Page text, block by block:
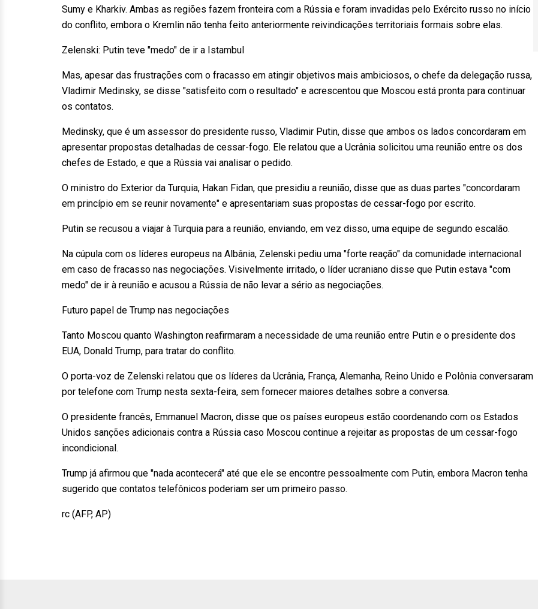
Sumy e Kharkiv. Ambas as regiões fazem fronteira com a Rússia e foram invadidas pelo Exército russo no início
do conflito, embora o Kremlin não tenha feito anteriormente reivindicações territoriais formais sobre elas.
Zelenski: Putin teve "medo" de ir a Istambul
Mas, apesar das frustrações com o fracasso em atingir objetivos mais ambiciosos, o chefe da delegação russa,
Vladimir Medinsky, se disse "satisfeito com o resultado" e acrescentou que Moscou está pronta para continuar
os contatos.
Medinsky, que é um assessor do presidente russo, Vladimir Putin, disse que ambos os lados concordaram em
apresentar propostas detalhadas de cessar-fogo. Ele relatou que a Ucrânia solicitou uma reunião entre os dos
chefes de Estado, e que a Rússia vai analisar o pedido.
O ministro do Exterior da Turquia, Hakan Fidan, que presidiu a reunião, disse que as duas partes "concordaram
em princípio em se reunir novamente" e apresentariam suas propostas de cessar-fogo por escrito.
Putin se recusou a viajar à Turquia para a reunião, enviando, em vez disso, uma equipe de segundo escalão.
Na cúpula com os líderes europeus na Albânia, Zelenski pediu uma "forte reação" da comunidade internacional
em caso de fracasso nas negociações. Visivelmente irritado, o líder ucraniano disse que Putin estava "com
medo" de ir à reunião e acusou a Rússia de não levar a sério as negociações.
Futuro papel de Trump nas negociações
Tanto Moscou quanto Washington reafirmaram a necessidade de uma reunião entre Putin e o presidente dos
EUA, Donald Trump, para tratar do conflito.
O porta-voz de Zelenski relatou que os líderes da Ucrânia, França, Alemanha, Reino Unido e Polônia conversaram
por telefone com Trump nesta sexta-feira, sem fornecer maiores detalhes sobre a conversa.
O presidente francês, Emmanuel Macron, disse que os países europeus estão coordenando com os Estados
Unidos sanções adicionais contra a Rússia caso Moscou continue a rejeitar as propostas de um cessar-fogo
incondicional.
Trump já afirmou que "nada acontecerá" até que ele se encontre pessoalmente com Putin, embora Macron tenha
sugerido que contatos telefônicos poderiam ser um primeiro passo.
rc (AFP, AP)